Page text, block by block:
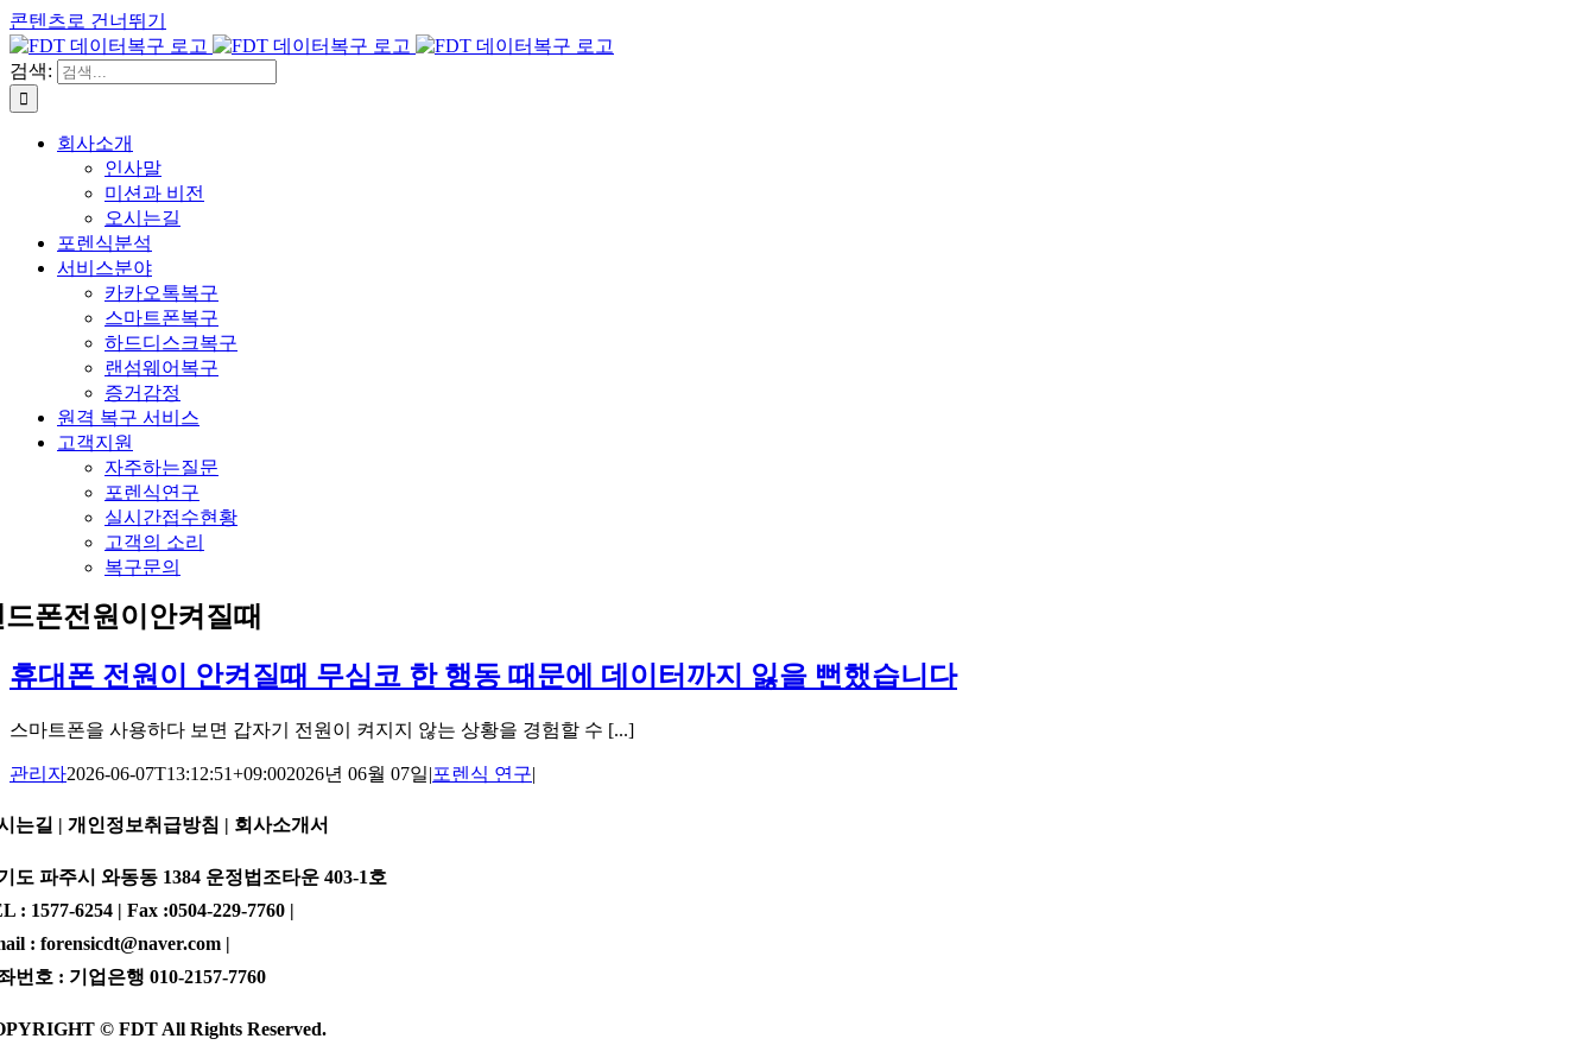
콘텐츠로 건너뛰기
검색:
회사소개
인사말
미션과 비전
오시는길
포렌식분석
서비스분야
카카오톡복구
스마트폰복구
하드디스크복구
랜섬웨어복구
증거감정
원격 복구 서비스
고객지원
자주하는질문
포렌식연구
실시간접수현황
고객의 소리
복구문의
드폰전원이안켜질때
휴대폰 전원이 안켜질때 무심코 한 행동 때문에 데이터까지 잃을 뻔했습니다
스마트폰을 사용하다 보면 갑자기 전원이 켜지지 않는 상황을 경험할 수 [...]
관리자2026-06-07T13:12:51+09:002026년 06월 07일|포렌식 연구|
는길 | 개인정보취급방침 | 회사소개서
도 파주시 와동동 1384 운정법조타운 403-1호
: 1577-6254 | Fax :0504-229-7760 |
: forensicdt@naver.com |
번호 : 기업은행 010-2157-7760
© FDT All Rights Reserved.